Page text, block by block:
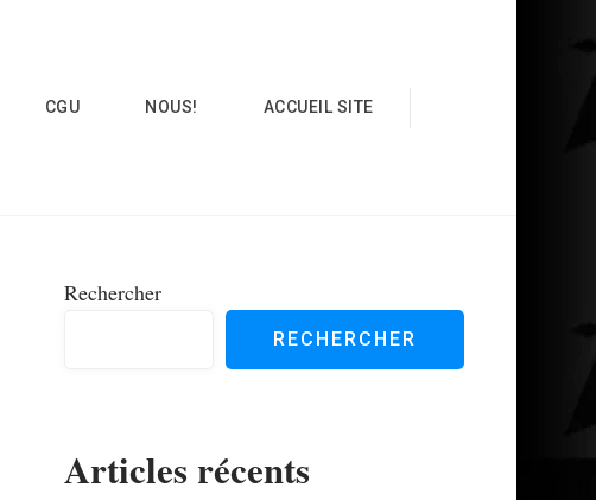
CGU NOUS! ACCUEIL SITE
Rechercher
RECHERCHER
Articles récents